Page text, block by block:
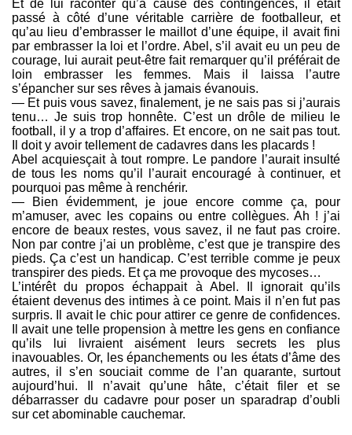
Et de lui raconter qu’à cause des contingences, il était
passé à côté d’une véritable carrière de footballeur, et
qu’au lieu d’embrasser le maillot d’une équipe, il avait fini
par embrasser la loi et l’ordre. Abel, s’il avait eu un peu de
courage, lui aurait peut-être fait remarquer qu’il préférait de
loin embrasser les femmes. Mais il laissa l’autre
s’épancher sur ses rêves à jamais évanouis.
— Et puis vous savez, finalement, je ne sais pas si j’aurais
tenu… Je suis trop honnête. C’est un drôle de milieu le
football, il y a trop d’affaires. Et encore, on ne sait pas tout.
Il doit y avoir tellement de cadavres dans les placards !
Abel acquiesçait à tout rompre. Le pandore l’aurait insulté
de tous les noms qu’il l’aurait encouragé à continuer, et
pourquoi pas même à renchérir.
— Bien évidemment, je joue encore comme ça, pour
m’amuser, avec les copains ou entre collègues. Ah ! j’ai
encore de beaux restes, vous savez, il ne faut pas croire.
Non par contre j’ai un problème, c’est que je transpire des
pieds. Ça c’est un handicap. C’est terrible comme je peux
transpirer des pieds. Et ça me provoque des mycoses…
L’intérêt du propos échappait à Abel. Il ignorait qu’ils
étaient devenus des intimes à ce point. Mais il n’en fut pas
surpris. Il avait le chic pour attirer ce genre de confidences.
Il avait une telle propension à mettre les gens en confiance
qu’ils lui livraient aisément leurs secrets les plus
inavouables. Or, les épanchements ou les états d’âme des
autres, il s’en souciait comme de l’an quarante, surtout
aujourd’hui. Il n’avait qu’une hâte, c’était filer et se
débarrasser du cadavre pour poser un sparadrap d’oubli
sur cet abominable cauchemar.